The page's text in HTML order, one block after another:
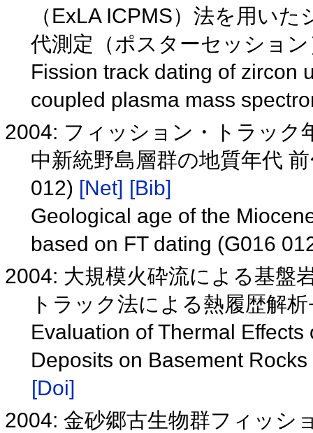
（ExLA ICPMS）法を用い
代測定（ポスターセッショ
Fission track dating of zircon
coupled plasma mass
2004: フィッション・トラック
中新統野島層群の地質年代
012) [Net] [Bib]
Geological age of the
based on FT dating (G016
2004: 大規模火砕流による基盤
トラック法による熱履歴解
Evaluation of Thermal
Deposits on Basement
[Doi]
2004: 金砂郷古生物群フィッシ